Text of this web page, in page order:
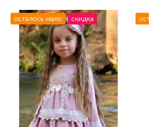
осталось мало скидка